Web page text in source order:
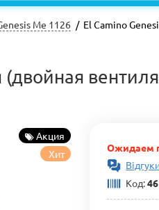
Me 1126 El Camino
(двойная
Акция
Хит
Ожидаем
Код: